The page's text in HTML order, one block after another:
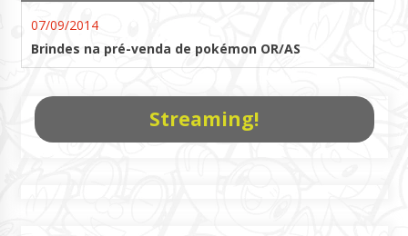
07/09/2014
Brindes na pré-venda de pokémon OR/AS
Streaming!